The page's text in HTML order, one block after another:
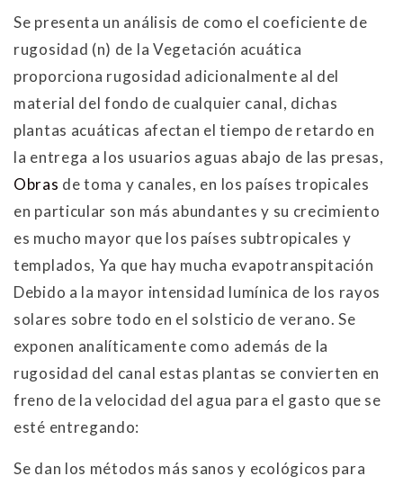
Se presenta un análisis de como el coeficiente de
rugosidad (n) de la Vegetación acuática
proporciona rugosidad adicionalmente al del
material del fondo de cualquier canal, dichas
plantas acuáticas afectan el tiempo de retardo en
la entrega a los usuarios aguas abajo de las presas,
Obras de toma y canales, en los países tropicales
en particular son más abundantes y su crecimiento
es mucho mayor que los países subtropicales y
templados, Ya que hay mucha evapotranspitación
Debido a la mayor intensidad lumínica de los rayos
solares sobre todo en el solsticio de verano. Se
exponen analíticamente como además de la
rugosidad del canal estas plantas se convierten en
freno de la velocidad del agua para el gasto que se
esté entregando:
Se dan los métodos más sanos y ecológicos para